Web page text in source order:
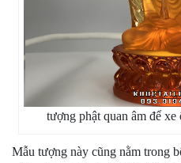
tượng phật quan âm để
Mẫu tượng này cũng nằm trong